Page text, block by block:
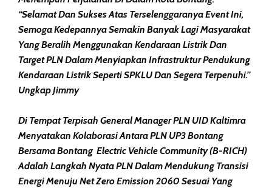
“Selamat Dan Sukses Atas Terselenggaranya Event Ini,
Semoga Kedepannya Semakin Banyak Lagi Masyarakat
Yang Beralih Menggunakan Kendaraan Listrik Dan
Target PLN Dalam Menyiapkan Infrastruktur Pendukung
Kendaraan Listrik Seperti SPKLU Dan Segera Terpenuhi.”
Ungkap Jimmy
Di Tempat Terpisah General Manager PLN UID Kaltimra
Menyatakan Kolaborasi Antara PLN UP3 Bontang
Bersama Bontang Electric Vehicle Community (B-RICH)
Adalah Langkah Nyata PLN Dalam Mendukung Transisi
Energi Menuju Net Zero Emission 2060 Sesuai Yang